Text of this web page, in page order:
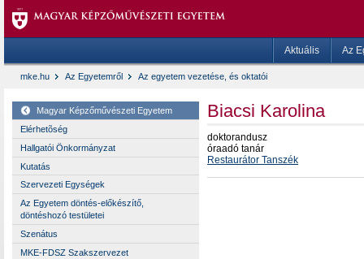
Aktuális Az
mke.hu Az Egyetemről Az egyetem vezetése, és oktatói
Magyar Képzőművészeti Egyetem
Elérhetõség
Hallgatói Önkormányzat
Kutatás
Szervezeti Egységek
Az Egyetem döntés-előkészítő,
döntéshozó testületei
Szenátus
MKE-FDSZ Szakszervezet
Biacsi Karolina
doktorandusz
óraadó tanár
Restaurátor Tanszék